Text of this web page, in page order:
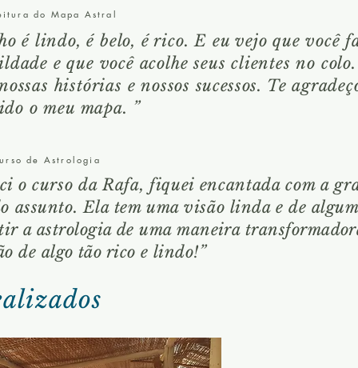
do Mapa Astral
é lindo, é belo, é rico. E eu vejo que você
e que você acolhe seus clientes no
histórias e nossossucessos. Te
o meu mapa. ”
de Astrologia
o curso da Rafa, fiquei encantada com a
assunto. Ela tem uma visão linda e de
a astrologia de uma maneira
de algo tão rico e lindo!”